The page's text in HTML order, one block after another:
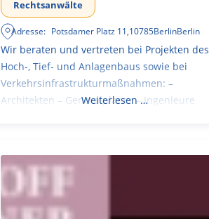
Rechtsanwälte
Adresse: Potsdamer Platz 11,10785BerlinBerlin
Wir beraten und vertreten bei Projekten des
Hoch-, Tief- und Anlagenbaus sowie bei
Verkehrsinfrastrukturmaßnahmen: –
Architekten – Generalplaner – Ingenieure
Weiterlesen …